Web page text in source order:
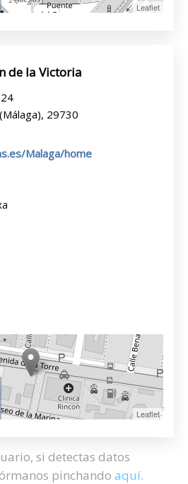
Leaflet
de la Victoria
29730
Malaga/home
Leaflet
si detectas datos
pinchando aquí.